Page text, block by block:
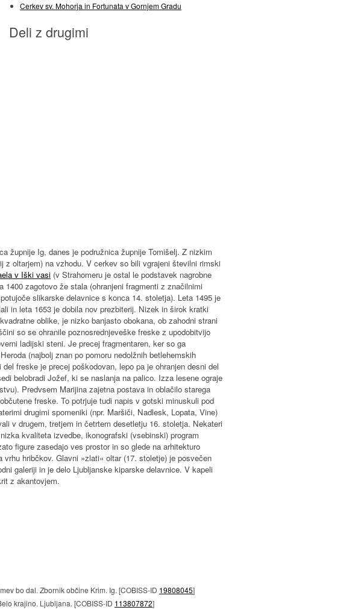
Cerkev sv. Mohorja in Fortunata v Gornjem Gradu
Deli z drugimi
župnije Ig, danes je podružnica župnije Tomišelj. Z nizkim
z oltarjem) na vzhodu. V cerkev so bili vgrajeni številni rimski
v Iški vasi (v Strahomeru je ostal le podstavek nagrobne
zagotovo že stala (ohranjeni fragmenti z značilnimi
slikarske delavnice s konca 14. stoletja). Leta 1495 je
in leta 1653 je dobila nov prezbiterij. Nizek in širok kratki
oblike, je nizko banjasto obokana, ob zahodni strani
so se ohranile poznosrednjeveške freske z upodobitvijo
ladijski steni. Je precej fragmentaren, ker so ga
(najbolj znan po pomoru nedolžnih betlehemskih
freske je precej poškodovan, lepo pa je ohranjen desni del
belobradi Jožef, ki se naslanja na palico. Izza lesene ograje
Predvsem Marijina zajetna postava in oblačilo starega
freske. To potrjuje tudi napis v gotski minuskuli pod
drugimi spomeniki (npr. Maršiči, Nadlesk, Lopata, Vine)
v drugem, tretjem in četrtem desetletju 16. stoletja. Nekateri
kvaliteta izvedbe, ikonografski (vsebinski) program
figure zasedajo ves prostor in so glede na arhitekturo
hribčkov. Glavni »zlati« oltar (17. stoletje) je posvečen
galeriji in je delo Ljubljanske kiparske delavnice. V kapeli
z akantovjem.
bo dal. Zbornik občine Krim. Ig. [COBISS-ID 19808045]
krajino. Ljubljana. [COBISS-ID 113807872]